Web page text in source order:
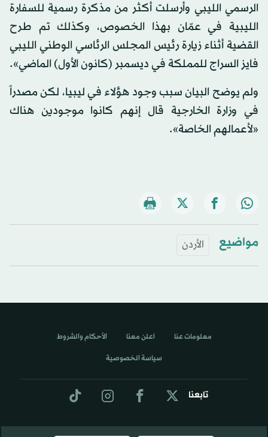
الرسمي الليبي وأرسلت أكثر من مذكرة رسمية للسفارة
الليبية في عمّان بهذا الخصوص، وكذلك تم طرح
القضية أثناء زيارة رئيس المجلس الرئاسي الوطني الليبي
فايز السراج للمملكة في ديسمبر (كانون الأول) الماضي».
ولم يوضح البيان سبب وجود هؤلاء في ليبيا، لكن مصدراً
في وزارة الخارجية قال إنهم كانوا موجودين هناك
«لأعمالهم الخاصة».
مواضيع الأردن
تابعنا
معلومات عنا اعلن معنا الأحكام والشروط
سياسة الخصوصية